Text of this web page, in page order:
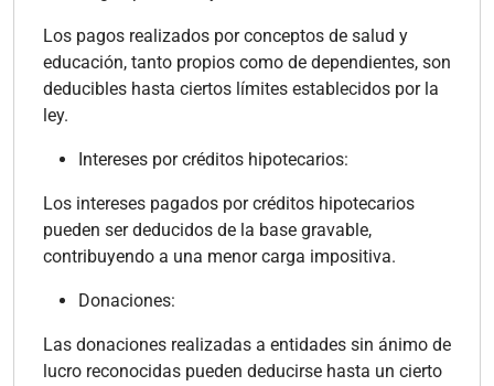
Los pagos realizados por conceptos de salud y
educación, tanto propios como de dependientes, son
deducibles hasta ciertos límites establecidos por la
ley.
Intereses por créditos hipotecarios:
Los intereses pagados por créditos hipotecarios
pueden ser deducidos de la base gravable,
contribuyendo a una menor carga impositiva.
Donaciones:
Las donaciones realizadas a entidades sin ánimo de
lucro reconocidas pueden deducirse hasta un cierto